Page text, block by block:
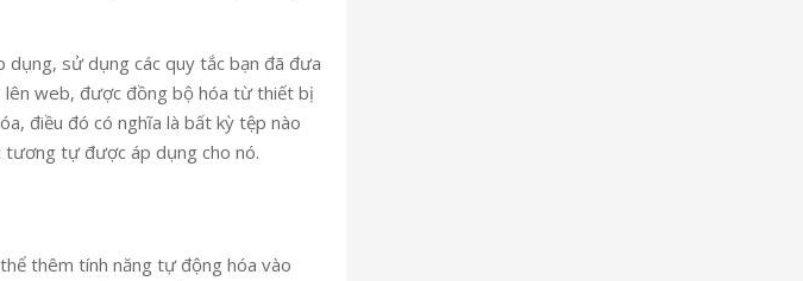
sử dụng các quy tắc bạn đã đưa
web, được đồng bộ hóa từ thiết bị
điều đó có nghĩa là bất kỳ tệp nào
tự được áp dụng cho nó.
thêm tính năng tự động hóa vào